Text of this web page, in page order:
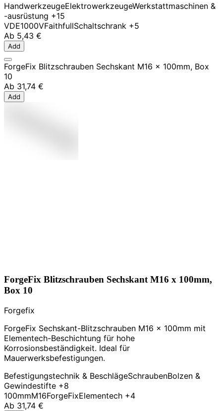
HandwerkzeugeElektrowerkzeugeWerkstattmaschinen &
-ausrüstung +15
VDE1000VFaithfullSchaltschrank +5
Ab 5,43 €
Add
ForgeFix Blitzschrauben Sechskant M16 x 100mm, Box
10
Ab 31,74 €
Add
ForgeFix Blitzschrauben Sechskant M16 x 100mm,
Box 10
Forgefix
ForgeFix Sechskant-Blitzschrauben M16 x 100mm mit
Elementech-Beschichtung für hohe
Korrosionsbeständigkeit. Ideal für
Mauerwerksbefestigungen.
Befestigungstechnik & BeschlägeSchraubenBolzen &
Gewindestifte +8
100mmM16ForgeFixElementech +4
Ab 31,74 €